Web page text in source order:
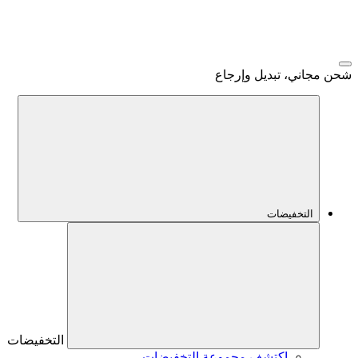
شحن مجاني، تبديل وإرجاع
التخفيضات
التخفيضات